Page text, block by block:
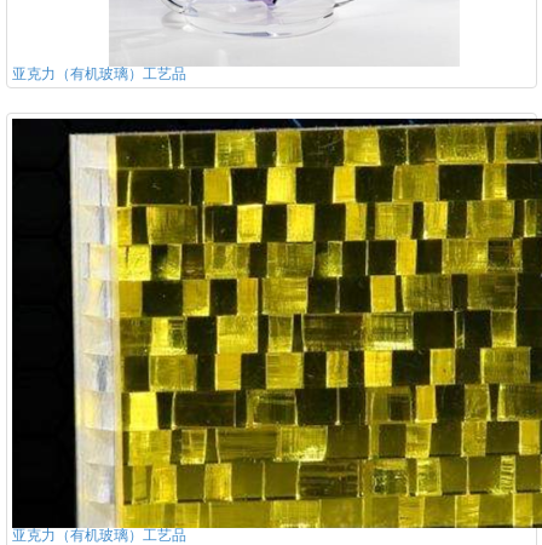
亚克力（有机玻璃）工艺品
亚克力（有机玻璃）工艺品